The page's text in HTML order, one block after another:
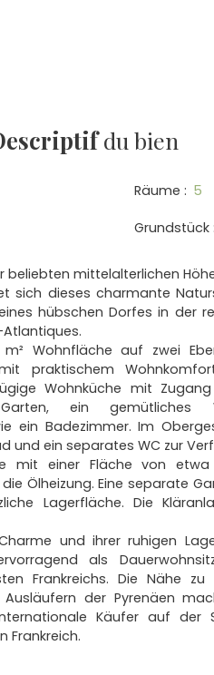
du bien
Räume : 5
Grundstück :
beliebten mittelalterlichen
sich dieses charmante
hübschen Dorfes in der
Wohnfläche auf zwei
praktischem
Wohnküche mit
ein gemütliches
ein Badezimmer. Im
und ein separates WC zur
mit einer Fläche von
Ölheizung. Eine separate
Lagerfläche. Die
und ihrer ruhigen
als
Frankreichs. Die Nähe zu
der Pyrenäen
Käufer auf der
Frankreich.